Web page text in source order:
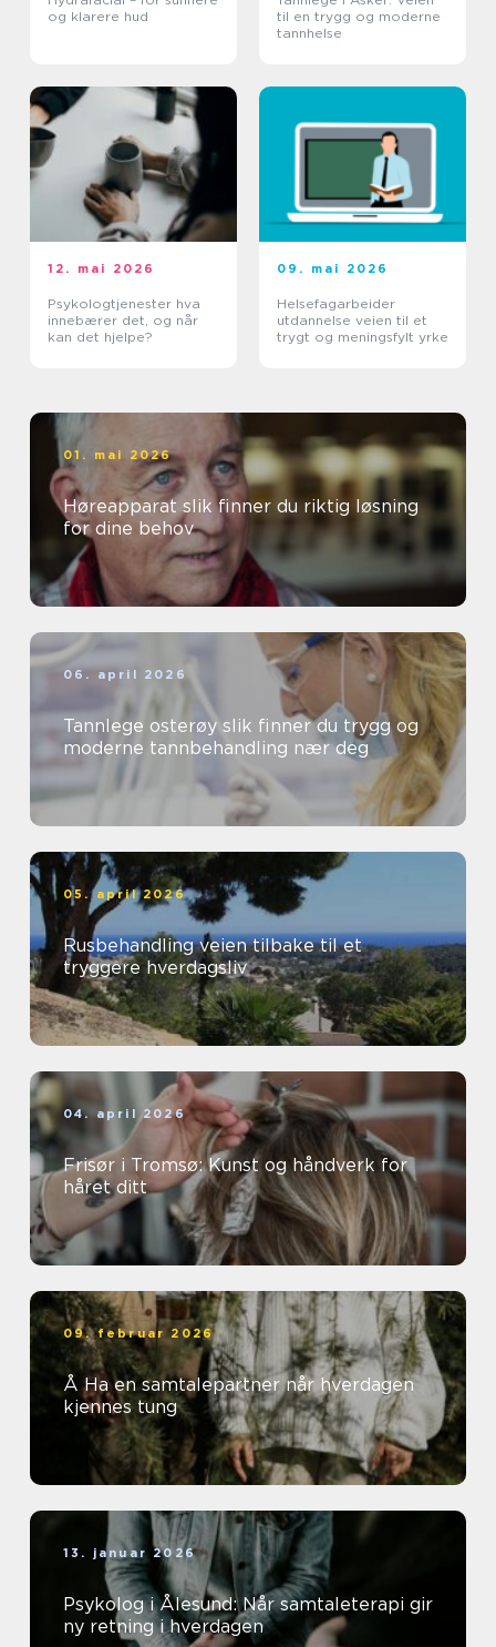
og klarere hud
til en trygg og moderne
tannhelse
12. mai 2026
Psykologtjenester hva
innebærer det, og når
kan det hjelpe?
09. mai 2026
Helsefagarbeider
utdannelse veien til et
trygt og meningsfylt yrke
01. mai 2026
Høreapparat slik finner du riktig løsning
for dine behov
06. april 2026
Tannlege osterøy slik finner du trygg og
moderne tannbehandling nær deg
05. april 2026
Rusbehandling veien tilbake til et
tryggere hverdagsliv
04. april 2026
Frisør i Tromsø: Kunst og håndverk for
håret ditt
09. februar 2026
Å Ha en samtalepartner når hverdagen
kjennes tung
13. januar 2026
Psykolog i Ålesund: Når samtaleterapi gir
ny retning i hverdagen